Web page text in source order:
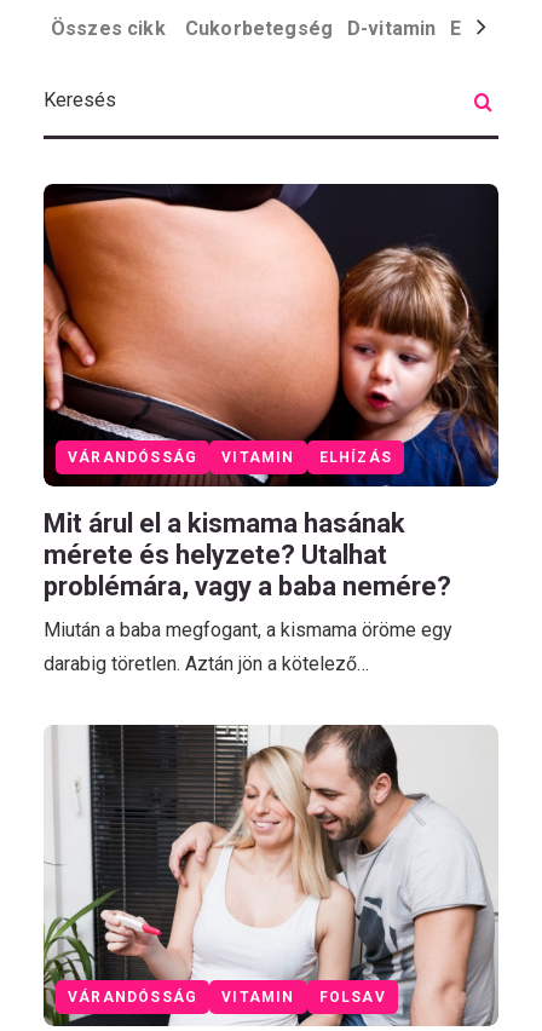
Összes cikk Cukorbetegség D-vitamin Egyéb
VÁRANDÓSSÁG VITAMIN ELHÍZÁS
Mit árul el a kismama hasának
mérete és helyzete? Utalhat
problémára, vagy a baba nemére?
Miután a baba megfogant, a kismama öröme egy
darabig töretlen. Aztán jön a kötelező…
VÁRANDÓSSÁG VITAMIN FOLSAV